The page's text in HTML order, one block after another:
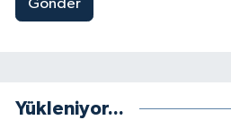
Gönder
Yükleniyor...